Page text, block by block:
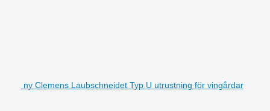
ny Clemens Laubschneidet Typ U utrustning för vingårdar